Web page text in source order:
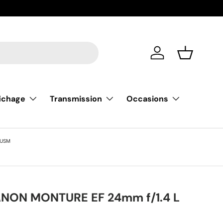
Se connecter
Liste de
Transmission
Occasions
MONTURE EF 24mm f/1.4 L